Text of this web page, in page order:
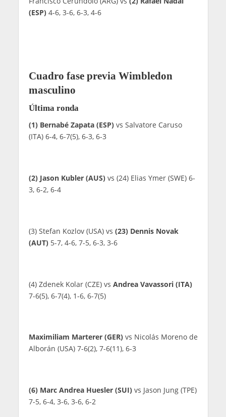
(ESP)4-6, 3-6, 6-3, 4-6
Cuadro fase previa Wimbledon
masculino
Última ronda
(1) Bernabé Zapata (ESP)vs Salvatore Caruso
(ITA) 6-4, 6-7(5), 6-3, 6-3
(2) Jason Kubler (AUS)vs (24) Elias Ymer (SWE) 6-
3, 6-2, 6-4
(3) Stefan Kozlov (USA) vs (23) Dennis Novak
(AUT)5-7, 4-6, 7-5, 6-3, 3-6
(4) Zdenek Kolar (CZE) vs Andrea Vavassori (ITA)
7-6(5), 6-7(4), 1-6, 6-7(5)
Maximiliam Marterer (GER)vs Nicolás Moreno de
Alborán (USA) 7-6(2), 7-6(11), 6-3
(6) Marc Andrea Huesler (SUI)vs Jason Jung (TPE)
7-5, 6-4, 3-6, 3-6, 6-2